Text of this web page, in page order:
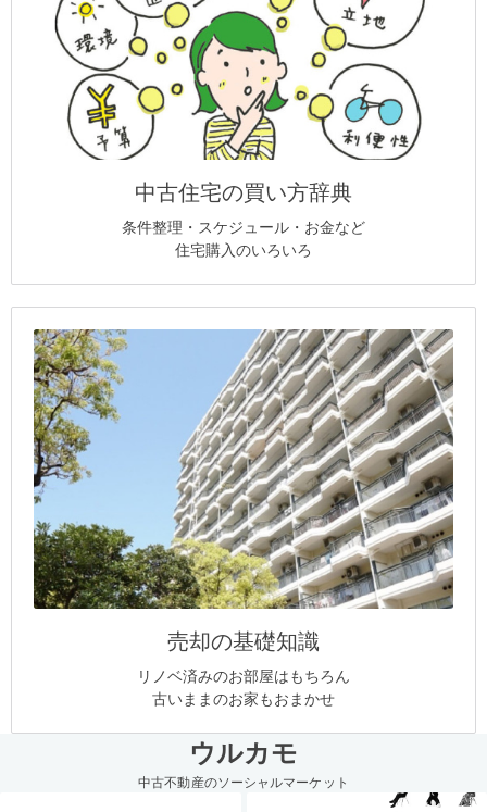
中古住宅の買い方辞典
条件整理・スケジュール・お金など
住宅購入のいろいろ
売却の基礎知識
リノベ済みのお部屋はもちろん
古いままのお家もおまかせ
ウルカモ
中古不動産のソーシャルマーケット